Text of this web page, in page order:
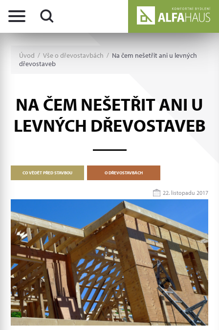
Úvod / Vše o dřevostavbách / Na čem nešetřit ani u levných
dřevostaveb
NA ČEM NEŠETŘIT ANI U
LEVNÝCH DŘEVOSTAVEB
CO VĚDĚT PŘED STAVBOU O DŘEVOSTAVBÁCH
22. listopadu 2017